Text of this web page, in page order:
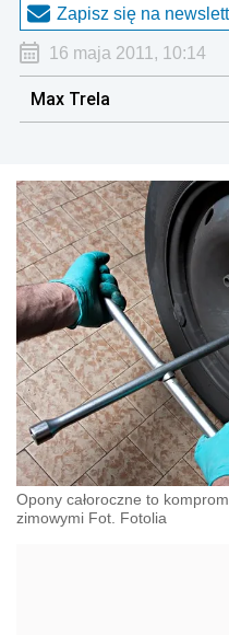
Zapisz się na
16 maja 2011, 10:14
Max Trela
Opony całoroczne to
zimowymi Fot. Fotolia